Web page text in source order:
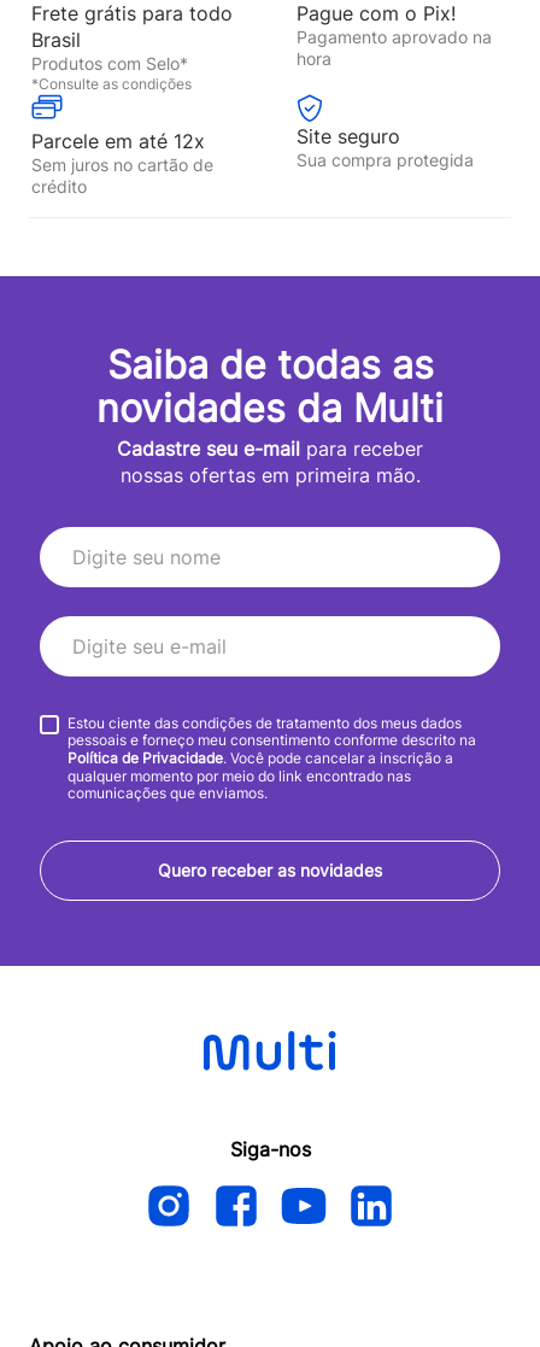
Frete grátis para todo
Brasil
Produtos com Selo*
*Consulte as condições
Pague com o Pix!
Pagamento aprovado na
hora
Parcele em até 12x
Sem juros no cartão de
crédito
Site seguro
Sua compra protegida
Saiba de todas as
novidades da Multi
Cadastre seu e-mail para receber
nossas ofertas em primeira mão.
Quero receber as novidades
Estou ciente das condições de tratamento dos meus dados
pessoais e forneço meu consentimento conforme descrito na
Política de Privacidade. Você pode cancelar a inscrição a
qualquer momento por meio do link encontrado nas
comunicações que enviamos.
Siga-nos